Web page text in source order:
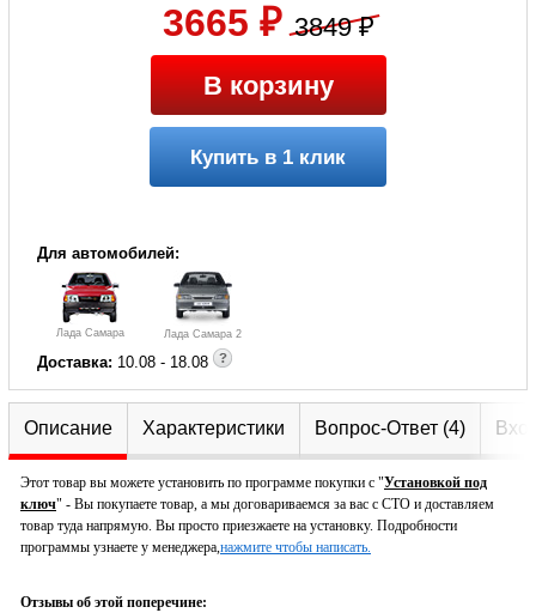
3665 ₽ 3849 ₽
В корзину
Купить в 1 клик
Для автомобилей:
Лада Самара Лада Самара 2
Доставка: 10.08 - 18.08
Описание Характеристики Вопрос-Ответ (4)
Этот товар вы можете установить по программе покупки с "Установкой под
ключ" - Вы покупаете товар, а мы договариваемся за вас с СТО и доставляем
товар туда напрямую. Вы просто приезжаете на установку. Подробности
программы узнаете у менеджера,нажмите чтобы написать.
Отзывы об этой поперечине: